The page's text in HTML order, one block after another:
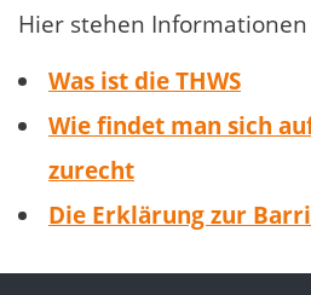
Hier stehen
Was ist die THWS
Wie findet man sich
zurecht
Die Erklärung zur